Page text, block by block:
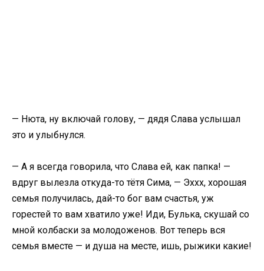
— Нюта, ну включай голову, — дядя Слава услышал
это и улыбнулся.
— А я всегда говорила, что Слава ей, как папка! —
вдруг вылезла откуда-то тётя Сима, — Эххх, хорошая
семья получилась, дай-то бог вам счастья, уж
горестей то вам хватило уже! Иди, Булька, скушай со
мной колбаски за молодоженов. Вот теперь вся
семья вместе — и душа на месте, ишь, рыжики какие!